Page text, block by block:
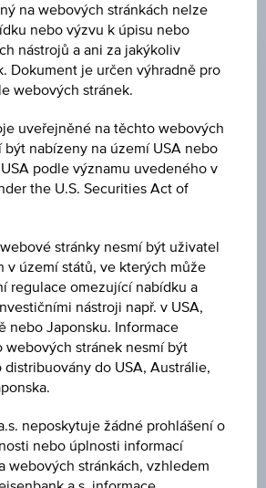
na webových stránkách nelze
nebo výzvu k úpisu nebo
nástrojů a ani za jakýkoliv
Dokument je určen výhradně pro
webových stránek.
uveřejněné na těchto webových
být nabízeny na území USA nebo
podle významu uvedeného v
the U.S. Securities Act of
stránky nesmí být uživatel
v území států, ve kterých může
regulace omezující nabídku a
nástroji např. v USA,
nebo Japonsku. Informace
webových stránek nesmí být
distribuovány do USA, Austrálie,
neposkytuje žádné prohlášení o
nebo úplnosti informací
webových stránkách, vzhledem